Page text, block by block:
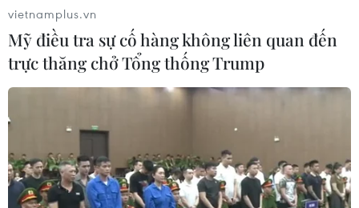
Quân Taliban bắt đầu tiến vào thủ đô của
Afghanistan từ mọi ngả
15/08/2021 08:02
Một thủ lĩnh Taliban cho biết đã ra lệnh cho các tay
vietnamplus.vn
Mỹ điều tra sự cố hàng không liên quan đến
trực thăng chở Tổng thống Trump